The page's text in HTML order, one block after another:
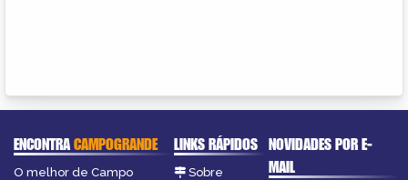
ENCONTRACAMPOGRANDE
O melhor de Campo
LINKS RÁPIDOS
Sobre
NOVIDADES POR E-
MAIL